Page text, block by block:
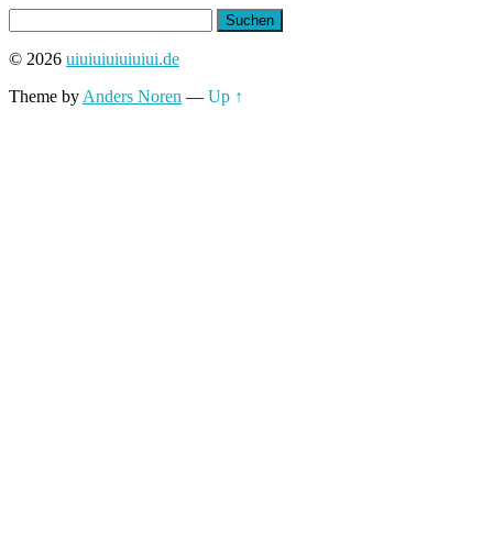
nach:
© 2026 uiuiuiuiuiuiui.de
Theme by Anders Noren — Up ↑